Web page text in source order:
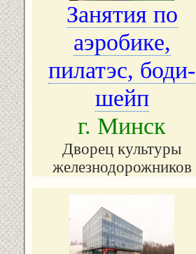
Занятия по
аэробике,
пилатэс, боди-
шейп
г. Минск
Дворец культуры
железнодорожников